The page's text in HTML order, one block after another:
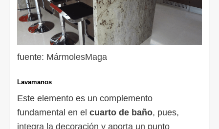
fuente: MármolesMaga
Lavamanos
Este elemento es un complemento
fundamental en el cuarto de baño, pues,
integra la decoración y aporta un punto